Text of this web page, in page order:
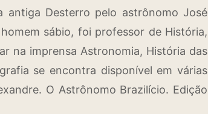
Desterro pelo astrônomo José
sábio, foi professor de História,
na imprensa Astronomia, História das
se encontra disponível em várias
O Astrônomo Brazilício. Edição